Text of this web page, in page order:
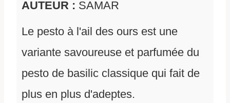
AUTEUR : SAMAR
Le pesto à l'ail des ours est une
variante savoureuse et parfumée du
pesto de basilic classique qui fait de
plus en plus d'adeptes.